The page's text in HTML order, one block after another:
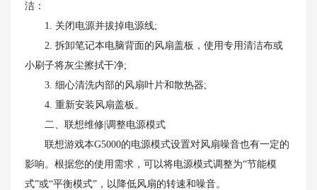
洁：
1. 关闭电源并拔掉电源线;
2. 拆卸笔记本电脑背面的风扇盖板，使用专用清洁布或
小刷子将灰尘擦拭干净;
3. 细心清洗内部的风扇叶片和散热器;
4. 重新安装风扇盖板。
二、联想维修|调整电源模式
联想游戏本G5000的电源模式设置对风扇噪音也有一定的
影响。根据您的使用需求，可以将电源模式调整为“节能模
式”或“平衡模式”，以降低风扇的转速和噪音。